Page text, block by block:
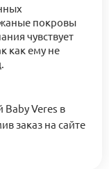
покровы
чувствует
как ему не
Veres в
заказ на сайте